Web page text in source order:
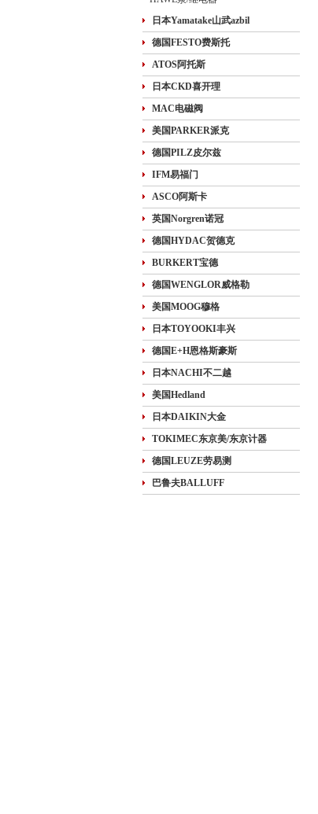
日本Yamatake山武azbil
德国FESTO费斯托
ATOS阿托斯
日本CKD喜开理
MAC电磁阀
美国PARKER派克
德国PILZ皮尔兹
IFM易福门
ASCO阿斯卡
英国Norgren诺冠
德国HYDAC贺德克
BURKERT宝德
德国WENGLOR威格勒
美国MOOG穆格
日本TOYOOKI丰兴
德国E+H恩格斯豪斯
日本NACHI不二越
美国Hedland
日本DAIKIN大金
TOKIMEC东京美/东京计器
德国LEUZE劳易测
巴鲁夫BALLUFF